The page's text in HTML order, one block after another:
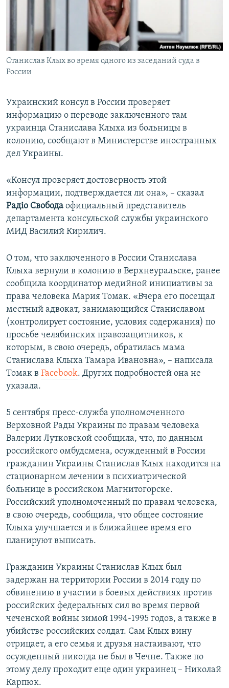
ПОБЕДИТЕЛЕЙ НЕ СУДЯТ?
КРЫМ.НЕПОКОРЕННЫЙ
ELIFBE
УКРАИНСКАЯ ПРОБЛЕМА КРЫМА
Станислав Клых во время одного из заседаний суда в
России
Украинский консул в России проверяет
информацию о переводе заключенного там
украинца Станислава Клыха из больницы в
колонию, сообщают в Министерстве иностранных
дел Украины.
«Консул проверяет достоверность этой
информации, подтверждается ли она», – сказал
Радіо Свобода официальный представитель
департамента консульской службы украинского
МИД Василий Кирилич.
О том, что заключенного в России Станислава
Клыха вернули в колонию в Верхнеуральске, ранее
сообщила координатор медийной инициативы за
права человека Мария Томак. «Вчера его посещал
местный адвокат, занимающийся Станиславом
(контролирует состояние, условия содержания) по
просьбе челябинских правозащитников, к
которым, в свою очередь, обратилась мама
Станислава Клыха Тамара Ивановна», – написала
Томак в Facebook. Других подробностей она не
указала.
5 сентября пресс-служба уполномоченного
Верховной Рады Украины по правам человека
Валерии Лутковской сообщила, что, по данным
российского омбудсмена, осужденный в России
гражданин Украины Станислав Клых находится на
стационарном лечении в психиатрической
больнице в российском Магнитогорске.
Российский уполномоченный по правам человека,
в свою очередь, сообщила, что общее состояние
Клыха улучшается и в ближайшее время его
планируют выписать.
Гражданин Украины Станислав Клых был
задержан на территории России в 2014 году по
обвинению в участии в боевых действиях против
российских федеральных сил во время первой
чеченской войны зимой 1994-1995 годов, а также в
убийстве российских солдат. Сам Клых вину
отрицает, а его семья и друзья настаивают, что
осужденный никогда не был в Чечне. Также по
этому делу проходит еще один украинец – Николай
Карпюк.